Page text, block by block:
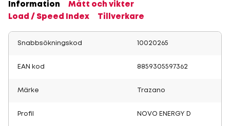
Information
Mått och vikter
Load / Speed Index
Tillverkare
Snabbsökningskod 10020265
EAN kod 8859305597362
Märke Trazano
Profil NOVO ENERGY D